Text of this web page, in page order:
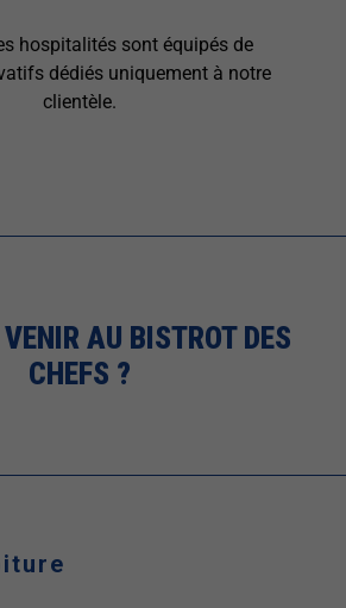
hospitalités sont équipés de
dédiés uniquement à notre
clientèle.
AU BISTROT DES
CHEFS ?